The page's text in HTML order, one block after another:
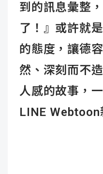
到的訊息彙整
了！』或許就
的態度，讓德
然、深刻而不
人感的故事，
LINE Webtoon